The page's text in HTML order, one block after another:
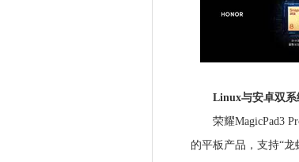
Linux与安卓双系
荣耀MagicPad3
的平板产品，支持“